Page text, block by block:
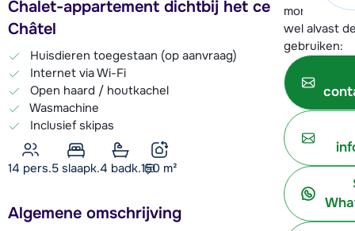
moment
wel alvast
gebruiken:
Chalet-appartement dichtbij het centrum van
Châtel
Huisdieren toegestaan (op aanvraag)
Internet via Wi-Fi
Open haard / houtkachel
Wasmachine
Inclusief skipas
14 pers.5 slaapk.4 badk.150 m²
Algemene omschrijving